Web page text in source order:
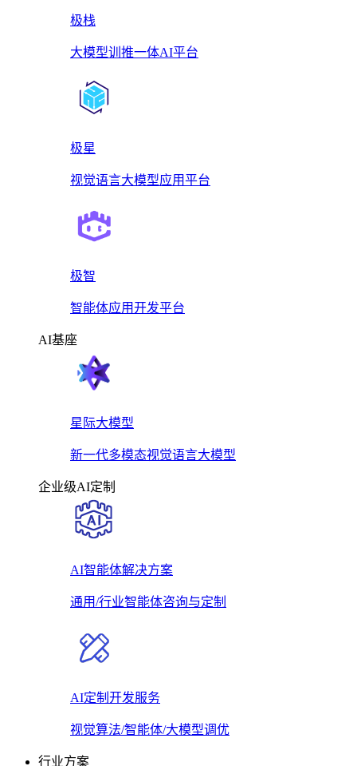
极栈
大模型训推一体AI平台
极星
视觉语言大模型应用平台
极智
智能体应用开发平台
AI基座
星际大模型
新一代多模态视觉语言大模型
企业级AI定制
AI智能体解决方案
通用/行业智能体咨询与定制
AI定制开发服务
视觉算法/智能体/大模型调优
行业方案